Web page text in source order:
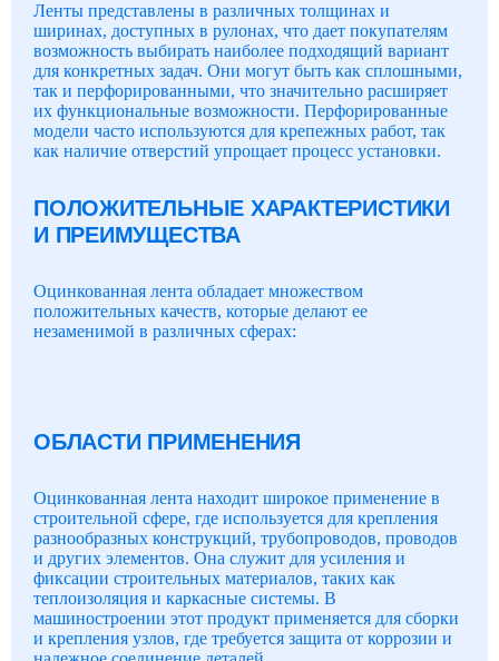
Ленты представлены в различных толщинах и
ширинах, доступных в рулонах, что дает покупателям
возможность выбирать наиболее подходящий вариант
для конкретных задач. Они могут быть как сплошными,
так и перфорированными, что значительно расширяет
их функциональные возможности. Перфорированные
модели часто используются для крепежных работ, так
как наличие отверстий упрощает процесс установки.
ПОЛОЖИТЕЛЬНЫЕ ХАРАКТЕРИСТИКИ
И ПРЕИМУЩЕСТВА
Оцинкованная лента обладает множеством
положительных качеств, которые делают ее
незаменимой в различных сферах:
ОБЛАСТИ ПРИМЕНЕНИЯ
Оцинкованная лента находит широкое применение в
строительной сфере, где используется для крепления
разнообразных конструкций, трубопроводов, проводов
и других элементов. Она служит для усиления и
фиксации строительных материалов, таких как
теплоизоляция и каркасные системы. В
машиностроении этот продукт применяется для сборки
и крепления узлов, где требуется защита от коррозии и